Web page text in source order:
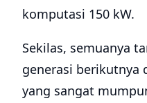
komputasi 150 kW.
Sekilas, semuanya
generasi
yang sangat